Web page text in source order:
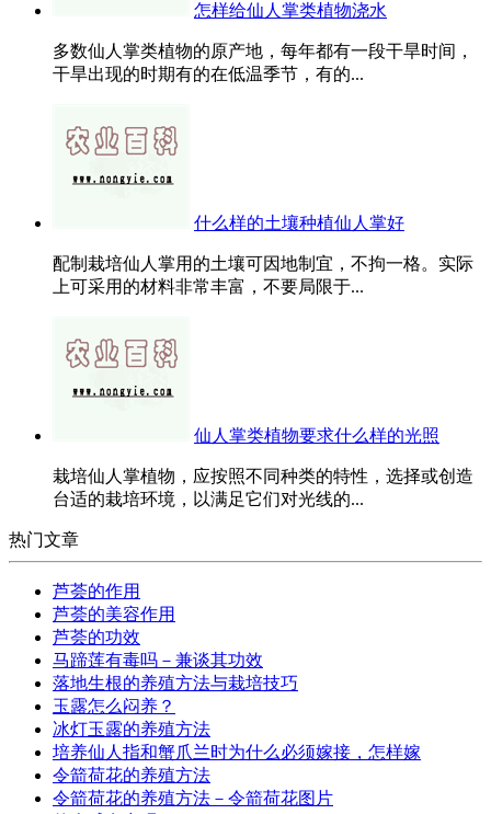
怎样给仙人掌类植物浇水
多数仙人掌类植物的原产地，每年都有一段干旱时间，
干旱出现的时期有的在低温季节，有的...
什么样的土壤种植仙人掌好
配制栽培仙人掌用的土壤可因地制宜，不拘一格。实际
上可采用的材料非常丰富，不要局限于...
仙人掌类植物要求什么样的光照
栽培仙人掌植物，应按照不同种类的特性，选择或创造
台适的栽培环境，以满足它们对光线的...
热门文章
芦荟的作用
芦荟的美容作用
芦荟的功效
马蹄莲有毒吗－兼谈其功效
落地生根的养殖方法与栽培技巧
玉露怎么闷养？
冰灯玉露的养殖方法
培养仙人指和蟹爪兰时为什么必须嫁接，怎样嫁
令箭荷花的养殖方法
令箭荷花的养殖方法－令箭荷花图片